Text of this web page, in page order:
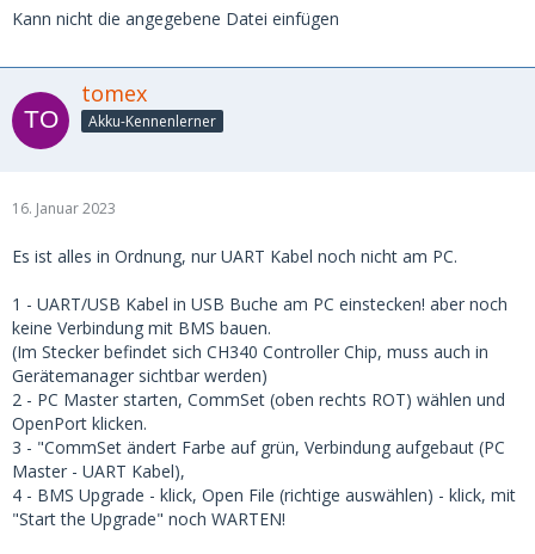
Kann nicht die angegebene Datei einfügen
tomex
Akku-Kennenlerner
16. Januar 2023
Es ist alles in Ordnung, nur UART Kabel noch nicht am PC.
1 - UART/USB Kabel in USB Buche am PC einstecken! aber noch
keine Verbindung mit BMS bauen.
(Im Stecker befindet sich CH340 Controller Chip, muss auch in
Gerätemanager sichtbar werden)
2 - PC Master starten, CommSet (oben rechts ROT) wählen und
OpenPort klicken.
3 - "CommSet ändert Farbe auf grün, Verbindung aufgebaut (PC
Master - UART Kabel),
4 - BMS Upgrade - klick, Open File (richtige auswählen) - klick, mit
"Start the Upgrade" noch WARTEN!